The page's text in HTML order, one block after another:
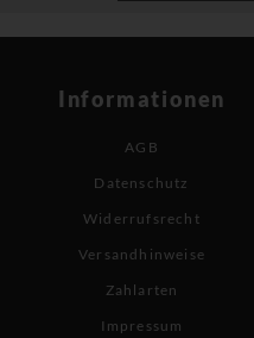
Informationen
AGB
Datenschutz
Widerrufsrecht
Versandhinweise
Zahlarten
Impressum